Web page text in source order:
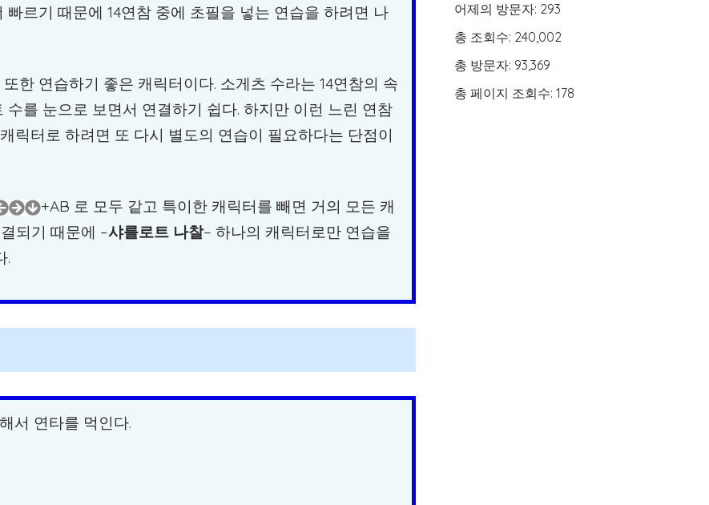
르기 때문에 14연참 중에 초필을 넣는 연습을 하려면 나
한 연습하기 좋은 캐릭터이다. 소게츠 수라는 14연참의 속
를 눈으로 보면서 연결하기 쉽다. 하지만 이런 느린 연참
릭터로 하려면 또 다시 별도의 연습이 필요하다는 단점이
+AB 로 모두 같고 특이한 캐릭터를 빼면 거의 모든 캐
되기 때문에 –샤를로트 나찰– 하나의 캐릭터로만 연습을
.
서 연타를 먹인다.
어제의 방문자: 293
총 조회수: 240,002
총 방문자: 93,369
총 페이지 조회수: 178